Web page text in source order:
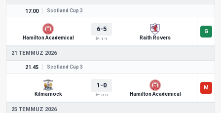
17.00 Scotland Cup 3
Hamilton Academical
6-5
İY: 1-1 Raith Rovers
21 TEMMUZ 2026
21.45 Scotland Cup 3
Kilmarnock
1-0
İY: 0-0 Hamilton Academical
25 TEMMUZ 2026